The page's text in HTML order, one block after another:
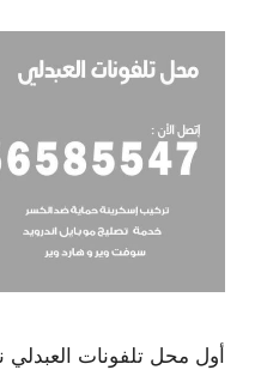
أول محل تلفونات